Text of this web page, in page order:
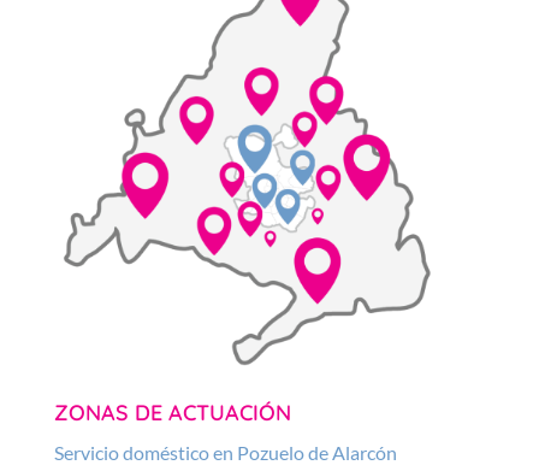
ZONAS DE ACTUACIÓN
Servicio doméstico en Pozuelo de Alarcón